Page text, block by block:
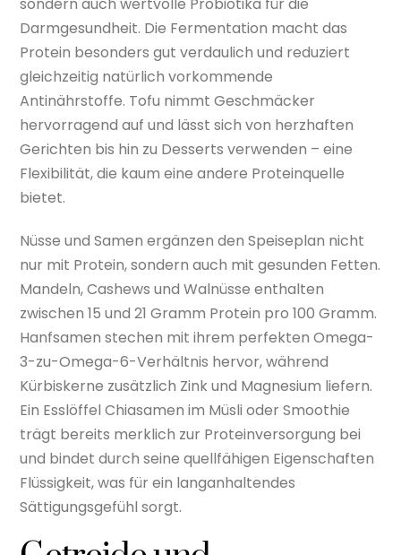
Darmgesundheit. Die Fermentation macht das
Protein besonders gut verdaulich und reduziert
gleichzeitig natürlich vorkommende
Antinährstoffe. Tofu nimmt Geschmäcker
hervorragend auf und lässt sich von herzhaften
Gerichten bis hin zu Desserts verwenden – eine
Flexibilität, die kaum eine andere Proteinquelle
bietet.
Nüsse und Samen ergänzen den Speiseplan nicht
nur mit Protein, sondern auch mit gesunden Fetten.
Mandeln, Cashews und Walnüsse enthalten
zwischen 15 und 21 Gramm Protein pro 100 Gramm.
Hanfsamen stechen mit ihrem perfekten Omega-
3-zu-Omega-6-Verhältnis hervor, während
Kürbiskerne zusätzlich Zink und Magnesium liefern.
Ein Esslöffel Chiasamen im Müsli oder Smoothie
trägt bereits merklich zur Proteinversorgung bei
und bindet durch seine quellfähigen Eigenschaften
Flüssigkeit, was für ein langanhaltendes
Sättigungsgefühl sorgt.